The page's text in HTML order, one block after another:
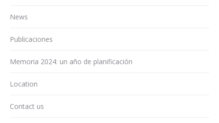
News
Publicaciones
Memoria 2024: un año de planificación
Location
Contact us